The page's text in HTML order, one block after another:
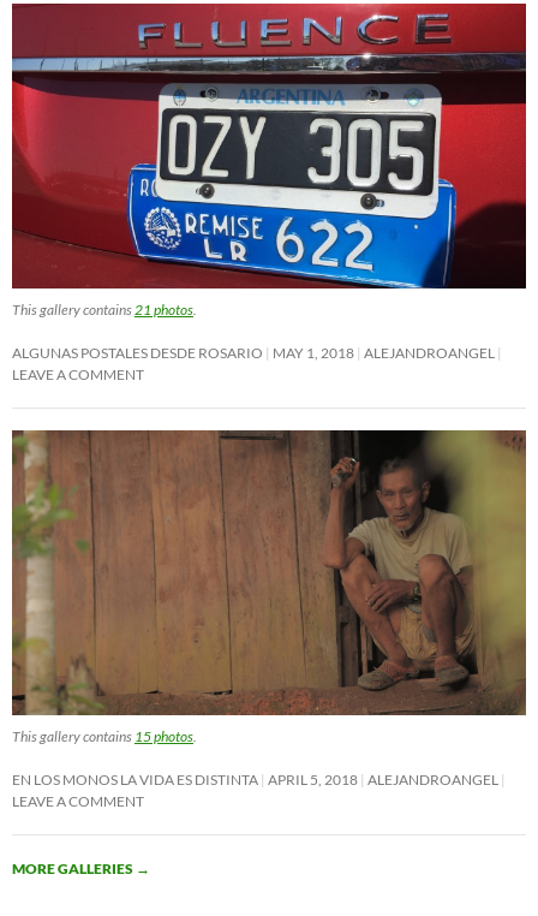
This gallery contains 21 photos
ALGUNAS POSTALES DESDE ROSARIO MAY 1, 2018 ALEJANDROANGEL
LEAVE A COMMENT
This gallery contains 15 photos
EN LOS MONOS LA VIDA ES DISTINTA APRIL 5, 2018 ALEJANDROANGEL
LEAVE A COMMENT
MORE GALLERIES →